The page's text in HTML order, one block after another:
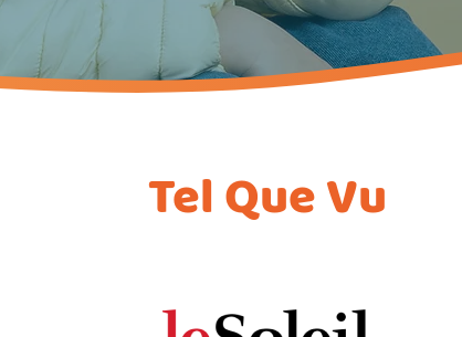
Tel Que Vu